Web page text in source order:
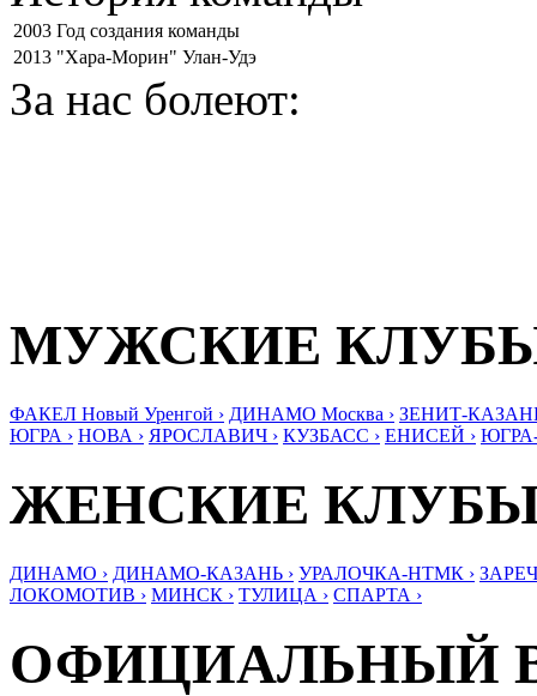
2003 Год создания команды
2013 "Хара-Морин" Улан-Удэ
За нас болеют:
МУЖСКИЕ
ФАКЕЛ Новый Уренгой › ДИНАМО Москва › ЗЕНИТ-
ЮГРА › НОВА › ЯРОСЛАВИЧ › КУЗБАСС › ЕНИСЕЙ ›
ЖЕНСКИЕ
ДИНАМО › ДИНАМО-КАЗАНЬ › УРАЛОЧКА-НТМК ›
ЛОКОМОТИВ › МИНСК › ТУЛИЦА › СПАРТА ›
ОФИЦИАЛЬНЫЙ